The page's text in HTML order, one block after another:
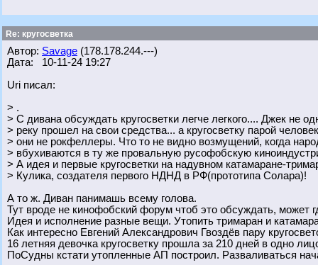
Re: кругосветка
Автор: Savage (178.178.244.---)
Дата: 10-11-24 19:27
Uri писал:
> .
> С дивана обсуждать кругосветки легче легкого.... Джек не
> реку прошел на свои средства... а кругосветку парой
> они не рокфеллеры. Что то не видно возмущений, когда
> вбухиваются в ту же провальную русофобскую
> А идея и первые кругосветки на надувном катамаране-
> Кулика, создателя первого НДНД в РФ(прототипа Солара)!
А то ж. Диван панимашь всему голова.
Тут вроде не кинофобский форум чтоб это обсуждать, может
Идея и исполнение разные вещи. Утопить тримаран и
Как интересно Евгений Александрович Гвоздёв пару
16 летняя девочка кругосветку прошла за 210 дней в одно
ПоСудны кстати утопленные АП построил. Разваливаться